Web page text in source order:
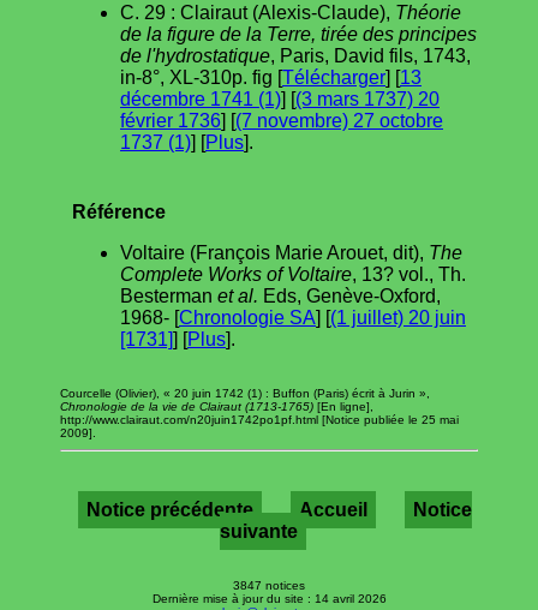
C. 29 : Clairaut (Alexis-Claude), Théorie
de la figure de la Terre, tirée des principes
de l'hydrostatique, Paris, David fils, 1743,
in-8°, XL-310p. fig [Télécharger] [13
décembre 1741 (1)] [(3 mars 1737) 20
février 1736] [(7 novembre) 27 octobre
1737 (1)] [Plus].
Référence
Voltaire (François Marie Arouet, dit), The
Complete Works of Voltaire, 13? vol., Th.
Besterman et al. Eds, Genève-Oxford,
1968- [Chronologie SA] [(1 juillet) 20 juin
[1731]] [Plus].
Courcelle (Olivier), « 20 juin 1742 (1) : Buffon (Paris) écrit à Jurin »,
Chronologie de la vie de Clairaut (1713-1765) [En ligne],
http://www.clairaut.com/n20juin1742po1pf.html [Notice publiée le 25 mai
2009].
Notice précédente Accueil
Notice
suivante
3847 notices
Dernière mise à jour du site : 14 avril 2026